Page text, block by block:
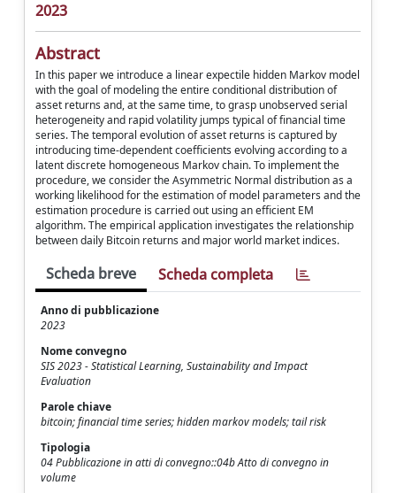
2023
Abstract
In this paper we introduce a linear expectile hidden Markov model
with the goal of modeling the entire conditional distribution of
asset returns and, at the same time, to grasp unobserved serial
heterogeneity and rapid volatility jumps typical of financial time
series. The temporal evolution of asset returns is captured by
introducing time-dependent coefficients evolving according to a
latent discrete homogeneous Markov chain. To implement the
procedure, we consider the Asymmetric Normal distribution as a
working likelihood for the estimation of model parameters and the
estimation procedure is carried out using an efficient EM
algorithm. The empirical application investigates the relationship
between daily Bitcoin returns and major world market indices.
Scheda breve Scheda completa
Anno di pubblicazione
2023
Nome convegno
SIS 2023 - Statistical Learning, Sustainability and Impact
Evaluation
Parole chiave
bitcoin; financial time series; hidden markov models; tail risk
Tipologia
04 Pubblicazione in atti di convegno::04b Atto di convegno in
volume